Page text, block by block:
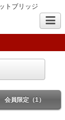
トブリッジ
会員限定（1）